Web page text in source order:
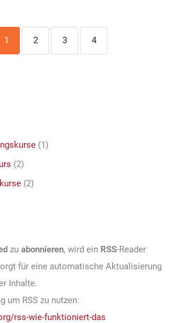
1 2 3 4
(1)
(2)
(2)
zu abonnieren, wird ein RSS-Reader
für eine automatische Aktualisierung
Inhalte.
um RSS zu nutzen:
rss-wie-funktioniert-das